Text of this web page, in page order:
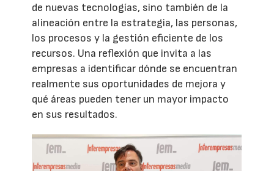
de nuevas tecnologías, sino también de la
alineación entre la estrategia, las personas,
los procesos y la gestión eficiente de los
recursos. Una reflexión que invita a las
empresas a identificar dónde se encuentran
realmente sus oportunidades de mejora y
qué áreas pueden tener un mayor impacto
en sus resultados.